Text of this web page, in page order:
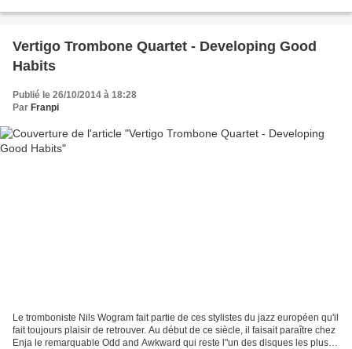
Vertigo Trombone Quartet - Developing Good
Habits
Publié le 26/10/2014 à 18:28
Par Franpi
Le tromboniste Nils Wogram fait partie de ces stylistes du jazz européen qu'il
fait toujours plaisir de retrouver. Au début de ce siècle, il faisait paraître chez
Enja le remarquable Odd and Awkward qui reste l"un des disques les plus